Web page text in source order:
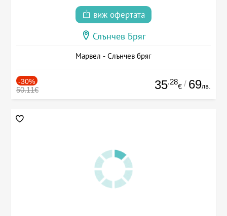
виж офертата
Слънчев Бряг
Марвел - Слънчев бряг
-30%
50.11€ 35.28
€ / 69лв.